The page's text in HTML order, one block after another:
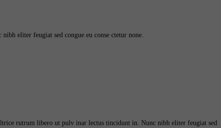
eliter feugiat sed congue eu conse ctetur none.
rutrum libero ut pulv inar lectus tincidunt in. Nunc nibh eliter feugiat sed